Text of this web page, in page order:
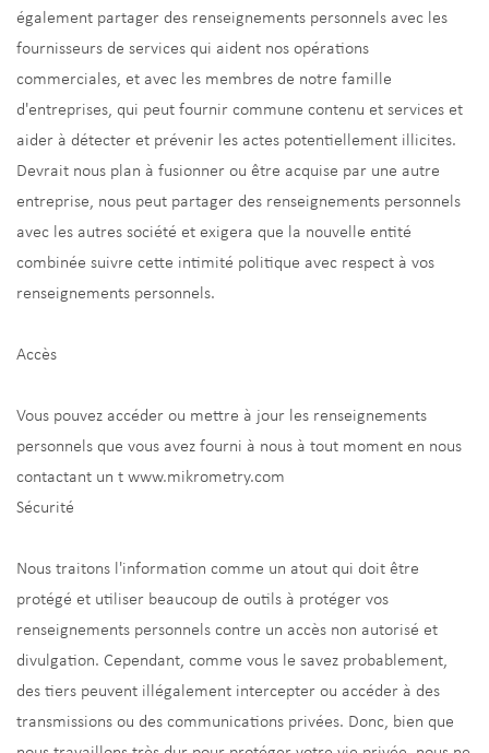
également partager des renseignements personnels avec les
fournisseurs de services qui aident nos opérations
commerciales, et avec les membres de notre famille
d'entreprises, qui peut fournir commune contenu et services et
aider à détecter et prévenir les actes potentiellement illicites.
Devrait nous plan à fusionner ou être acquise par une autre
entreprise, nous peut partager des renseignements personnels
avec les autres société et exigera que la nouvelle entité
combinée suivre cette intimité politique avec respect à vos
renseignements personnels.
Accès
Vous pouvez accéder ou mettre à jour les renseignements
personnels que vous avez fourni à nous à tout moment en nous
contactant un t www.mikrometry.com
Sécurité
Nous traitons l'information comme un atout qui doit être
protégé et utiliser beaucoup de outils à protéger vos
renseignements personnels contre un accès non autorisé et
divulgation. Cependant, comme vous le savez probablement,
des tiers peuvent illégalement intercepter ou accéder à des
transmissions ou des communications privées. Donc, bien que